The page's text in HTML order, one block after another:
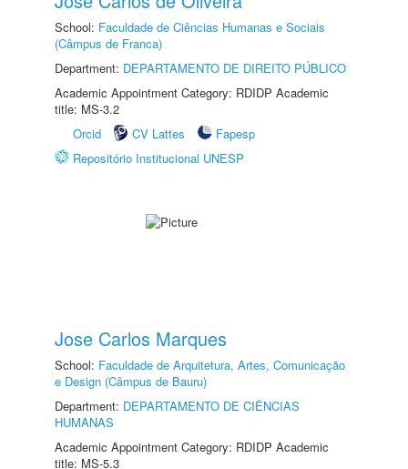
School: Faculdade de Ciências Humanas e Sociais
(Câmpus de Franca)
Department: DEPARTAMENTO DE DIREITO PÚBLICO
Academic Appointment Category: RDIDP Academic
title: MS-3.2
Orcid
CV Lattes
Fapesp
Repositório Institucional UNESP
Jose Carlos Marques
School: Faculdade de Arquitetura, Artes, Comunicação
e Design (Câmpus de Bauru)
Department: DEPARTAMENTO DE CIÊNCIAS
HUMANAS
Academic Appointment Category: RDIDP Academic
title: MS-5.3